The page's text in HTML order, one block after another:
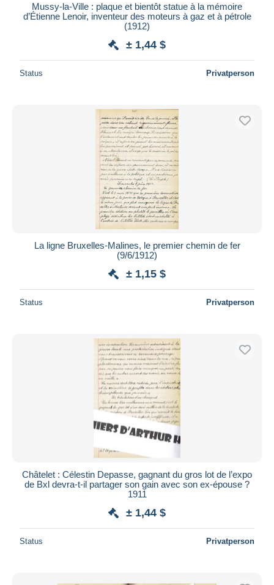
Mussy-la-Ville : plaque et bientôt statue à la mémoire
d’Étienne Lenoir, inventeur des moteurs à gaz et à pétrole
(1912)
± 1,44 $
Status Privatperson
La ligne Bruxelles-Malines, le premier chemin de fer
(9/6/1912)
± 1,15 $
Status Privatperson
Châtelet : Célestin Depasse, gagnant du gros lot de l’expo
de Bxl devra-t-il partager son gain avec son ex-épouse ?
1911
± 1,44 $
Status Privatperson